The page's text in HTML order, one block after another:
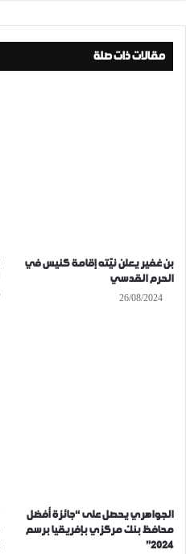
مقالات ذات صلة
بن غفير يعلن نيّته إقامة كنيس في
الحرم القدسي
26/08/2024
الجواهري يحصل على “جائزة أفضل
محافظ بنك مركزي بإفريقيا برسم
2024”